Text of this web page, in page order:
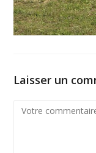
Laisser un